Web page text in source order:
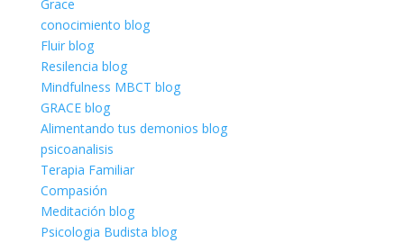
Grace
conocimiento blog
Fluir blog
Resilencia blog
Mindfulness MBCT blog
GRACE blog
Alimentando tus demonios blog
psicoanalisis
Terapia Familiar
Compasión
Meditación blog
Psicologia Budista blog